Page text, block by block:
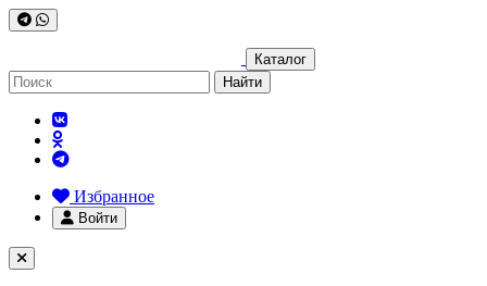
Каталог
Найти
Избранное
Войти